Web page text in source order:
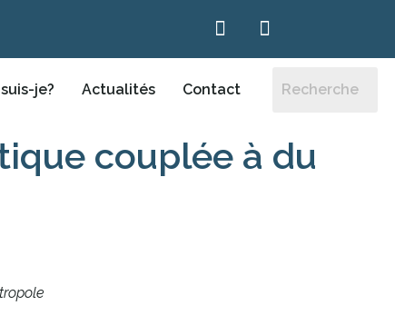
je? Actualités Contact
couplée à du